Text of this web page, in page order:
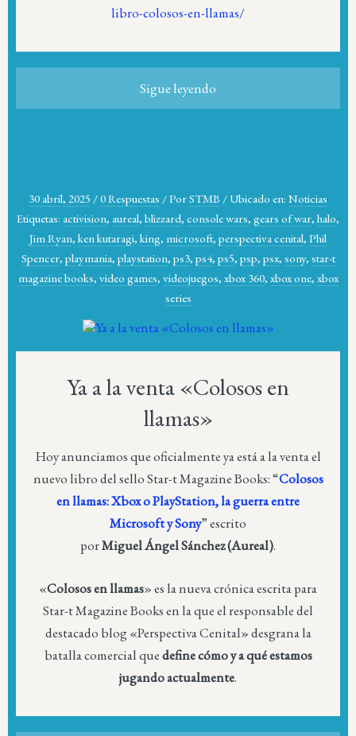
libro-colosos-en-llamas/
Sigue leyendo
30 abril, 2025 /0 Respuestas /PorSTMB / Ubicado en: Noticias
Etiquetas: activision, aureal, blizzard, console wars, gears of war, halo,
Jim Ryan, ken kutaragi, king, microsoft, perspectiva cenital, Phil
Spencer, playmania, playstation, ps3, ps4, ps5, psp, psx, sony, star-t
magazine books, video games, videojuegos, xbox 360, xbox one, xbox
series
Ya a la venta «Colosos en
llamas»
Hoy anunciamos que oficialmente ya está a la venta el
nuevo libro del sello Star-t Magazine Books: “Colosos
en llamas: Xbox o PlayStation, la guerra entre
Microsoft y Sony” escrito
porMiguel Ángel Sánchez (Aureal).
«Colosos en llamas» es la nueva crónica escrita para
Star-t Magazine Books en la que el responsable del
destacado blog «Perspectiva Cenital» desgrana la
batalla comercial quedefine cómo y a qué estamos
jugando actualmente.